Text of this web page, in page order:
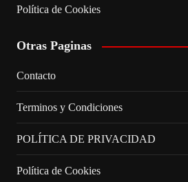
Política de Cookies
Otras Paginas
Contacto
Terminos y Condiciones
POLÍTICA DE PRIVACIDAD
Política de Cookies